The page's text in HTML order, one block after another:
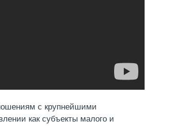
с крупнейшими
как субъекты малого и